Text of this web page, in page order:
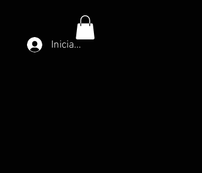
Iniciar sesión